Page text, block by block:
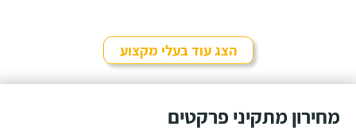
הצג עוד בעלי מקצוע
מחירון מתקיני פרקטים